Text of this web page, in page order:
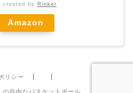
created by Rinker
Amazon
リシー
自由なバスケットボール